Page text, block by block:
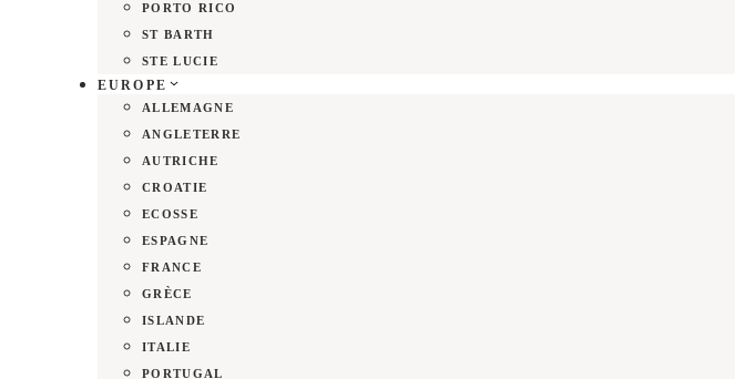
PORTO RICO
ST BARTH
STE LUCIE
EUROPE
ALLEMAGNE
ANGLETERRE
AUTRICHE
CROATIE
ECOSSE
ESPAGNE
FRANCE
GRÈCE
ISLANDE
ITALIE
PORTUGAL